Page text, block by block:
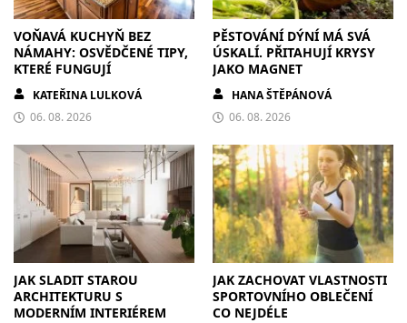
VOŇAVÁ KUCHYŇ BEZ
NÁMAHY: OSVĚDČENÉ TIPY,
KTERÉ FUNGUJÍ
KATEŘINA LULKOVÁ
06. 08. 2026
PĚSTOVÁNÍ DÝNÍ MÁ SVÁ
ÚSKALÍ. PŘITAHUJÍ KRYSY
JAKO MAGNET
HANA ŠTĚPÁNOVÁ
06. 08. 2026
JAK SLADIT STAROU
ARCHITEKTURU S
MODERNÍM INTERIÉREM
JAK ZACHOVAT VLASTNOSTI
SPORTOVNÍHO OBLEČENÍ
CO NEJDÉLE